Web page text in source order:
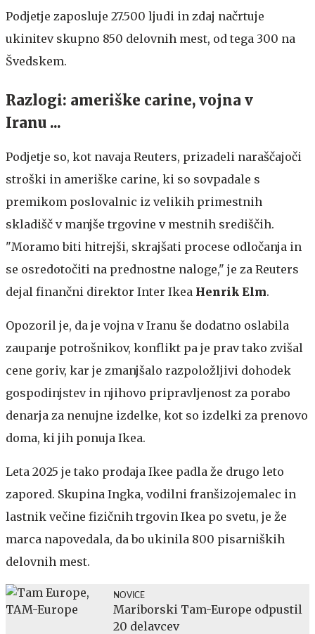
Podjetje zaposluje 27.500 ljudi in zdaj načrtuje
ukinitev skupno 850 delovnih mest, od tega 300 na
Švedskem.
Razlogi: ameriške carine, vojna v
Iranu ...
Podjetje so, kot navaja Reuters, prizadeli naraščajoči
stroški in ameriške carine, ki so sovpadale s
premikom poslovalnic iz velikih primestnih
skladišč v manjše trgovine v mestnih središčih.
"Moramo biti hitrejši, skrajšati procese odločanja in
se osredotočiti na prednostne naloge," je za Reuters
dejal finančni direktor Inter Ikea Henrik Elm.
Opozoril je, da je vojna v Iranu še dodatno oslabila
zaupanje potrošnikov, konflikt pa je prav tako zvišal
cene goriv, ​​kar je zmanjšalo razpoložljivi dohodek
gospodinjstev in njihovo pripravljenost za porabo
denarja za nenujne izdelke, kot so izdelki za prenovo
doma, ki jih ponuja Ikea.
Leta 2025 je tako prodaja Ikee padla že drugo leto
zapored. Skupina Ingka, vodilni franšizojemalec in
lastnik večine fizičnih trgovin Ikea po svetu, je že
marca napovedala, da bo ukinila 800 pisarniških
delovnih mest.
NOVICE
Mariborski Tam-Europe odpustil
20 delavcev